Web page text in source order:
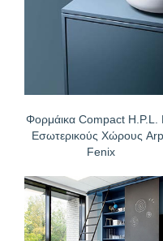
Φορμάικα Compact H.P.L.
Εσωτερικούς Χώρους
Fenix